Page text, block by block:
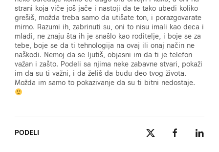
strani koja viče još jače i nastoji da te tako ubedi koliko
grešiš, možda treba samo da utišate ton, i porazgovarate
mirno. Razumi ih, zabrinuti su, oni to nisu imali kao deca i
mladi, ne znaju šta ih je snašlo kao roditelje, i boje se za
tebe, boje se da ti tehnologija na ovaj ili onaj način ne
naškodi. Nemoj da se ljutiš, objasni im da ti je telefon
važan i zašto. Podeli sa njima neke zabavne stvari, pokaži
im da su ti važni, i da želiš da budu deo tvog života.
Možda im samo to pokazivanje da su ti bitni nedostaje.
PODELI